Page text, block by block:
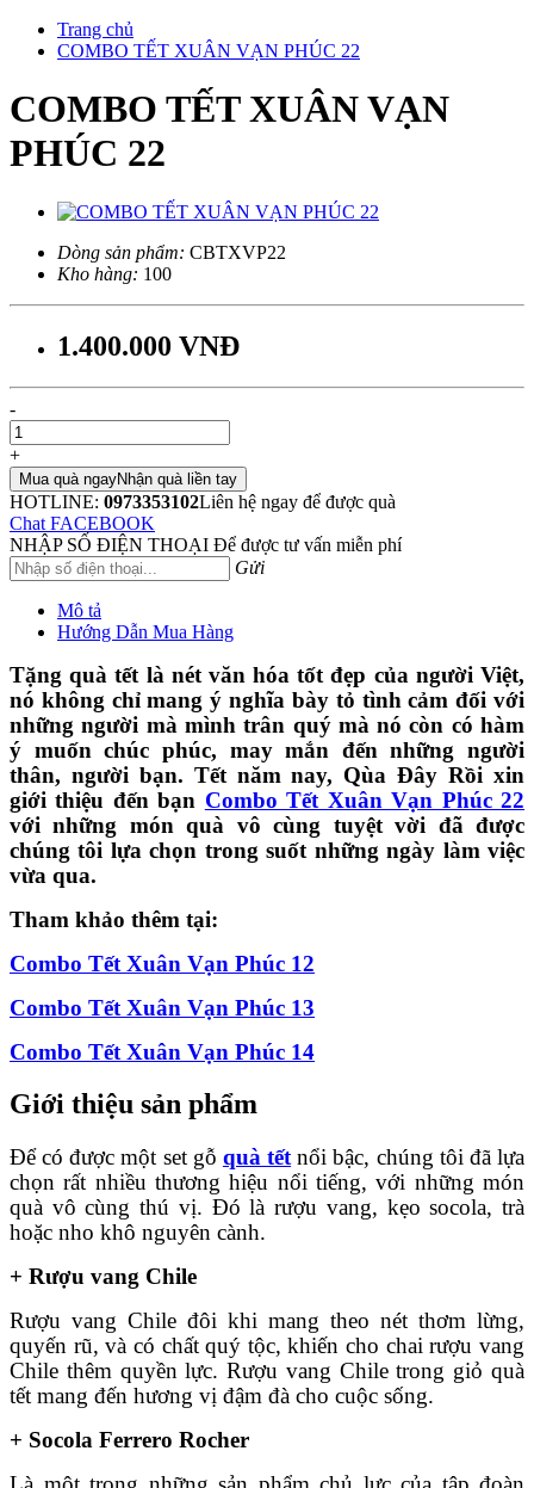
Trang chủ
COMBO TẾT XUÂN VẠN PHÚC 22
COMBO TẾT XUÂN VẠN
PHÚC 22
Dòng sản phẩm: CBTXVP22
Kho hàng: 100
1.400.000 VNĐ
-
+
Mua quà ngayNhận quà liền tay
HOTLINE: 0973353102Liên hệ ngay để được quà
Chat FACEBOOK
NHẬP SỐ ĐIỆN THOẠI Để được tư vấn miễn phí
Gửi
Mô tả
Hướng Dẫn Mua Hàng
Tặng quà tết là nét văn hóa tốt đẹp của người Việt,
nó không chỉ mang ý nghĩa bày tỏ tình cảm đối với
những người mà mình trân quý mà nó còn có hàm
ý muốn chúc phúc, may mắn đến những người
thân, người bạn. Tết năm nay, Qùa Đây Rồi xin
giới thiệu đến bạn Combo Tết Xuân Vạn Phúc 22
với những món quà vô cùng tuyệt vời đã được
chúng tôi lựa chọn trong suốt những ngày làm việc
vừa qua.
Tham khảo thêm tại:
Combo Tết Xuân Vạn Phúc 12
Combo Tết Xuân Vạn Phúc 13
Combo Tết Xuân Vạn Phúc 14
Giới thiệu sản phẩm
Để có được một set gỗ quà tết nổi bậc, chúng tôi đã lựa
chọn rất nhiều thương hiệu nổi tiếng, với những món
quà vô cùng thú vị. Đó là rượu vang, kẹo socola, trà
hoặc nho khô nguyên cành.
+ Rượu vang Chile
Rượu vang Chile đôi khi mang theo nét thơm lừng,
quyến rũ, và có chất quý tộc, khiến cho chai rượu vang
Chile thêm quyền lực. Rượu vang Chile trong giỏ quà
tết mang đến hương vị đậm đà cho cuộc sống.
+ Socola Ferrero Rocher